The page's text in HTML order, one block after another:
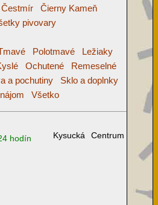
Čestmír
Čierny Kameň
pivovary
Polotmavé
Ležiaky
Ochutené
Remeselné
a pochutiny
Sklo a doplnky
Všetko
hodín Kysucká Centrum